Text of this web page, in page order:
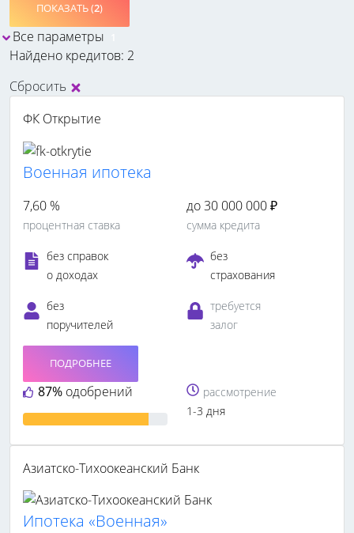
ПОКАЗАТЬ (2)
Все параметры
Найдено кредитов: 2
Сбросить
ФК Открытие
Военная ипотека
7,60 %
процентная ставка
до 30 000 000 ₽
сумма кредита
без справок
о доходах
без
страхования
без
поручителей
требуется
залог
87% одобрений
ПОДРОБНЕЕ
рассмотрение
1-3 дня
Азиатско-Тихоокеанский Банк
Ипотека «Военная»